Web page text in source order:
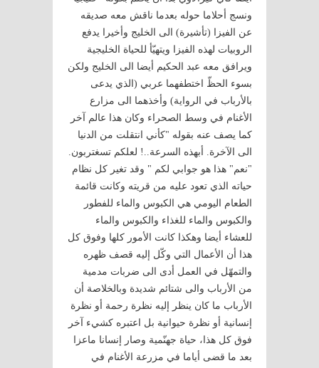
ونسج أحلاما حوله بعدما ناقش معه صديقه
عن الفيزا (تأشيرة) الى الخليج وأخيرا يدفع
الروبيات لهذه الفيزا ويتهيّأ للحياة الخليجية
ويرافق معه عبد الحكيم أيضا الى الخليج ولكن
بسوء الحظّ اختطفهما عربي (الذي يدعى
بالأرباب في الرواية) وأخذهما الى مزارع
الأغنام في وسط الصحراء وكان هذا عالم آخر
كما يصف عنه بقوله "كأني انتقلت من الدنيا
الى الآخرة. أبهذه السرعة..! لعلكم تسغتربون.
"نعم" هذا هو جوابي لكم " وقد تغير كل نظام
حياته الذي تعود عليه من قريته وكانت قائمة
الطعام اليومي هي الكبوس والماء للفطور
والكبوس والماء للغذاء والكبوس والماء
للعشاء أيضا وهكذا كانت الأمور كلها وفوق كل
هذا أن الأعمال التي وكّل إليه قصف ظهره
والتمهّل في العمل أدى الى ضربات مدمية
من الأرباب والى شتائم شديدة وبالخلاصة أن
الأرباب ما كان ينظر إليه نظرة رحمة أو نظرة
إنسانية أو نظرة حيوانية بل اعتبره كشيء آخر
فوق كل هذا، حياة جهنّمية وصار إنسانا ماعزا
بعد ما قضى أياما في مزرعة الأغنام في